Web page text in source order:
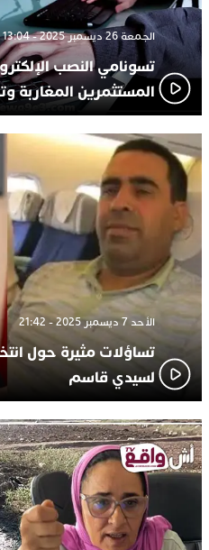
الجمعة 26 ديسمبر 2025 - 13:04
المستثمرين المغاربة
الأحد 7 ديسمبر 2025 - 21:42
تساؤلات مثيرة حول
لسيدي قاسم